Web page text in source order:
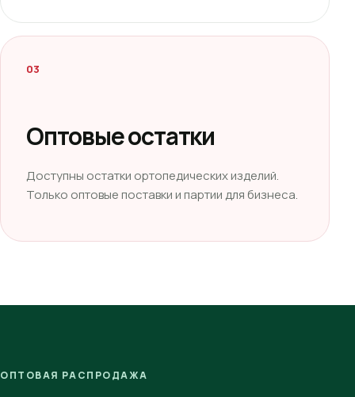
03
Оптовые остатки
Доступны остатки ортопедических изделий.
Только оптовые поставки и партии для бизнеса.
ОПТОВАЯ РАСПРОДАЖА